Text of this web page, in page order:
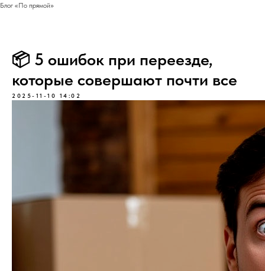
Блог «По прямой»
📦 5 ошибок при переезде,
которые совершают почти все
2025-11-10 14:02